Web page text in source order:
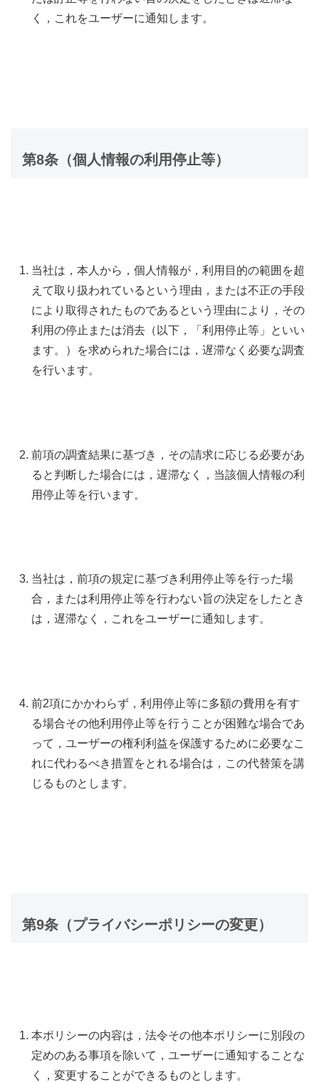
く，これをユーザーに通知します。
第8条（個人情報の利用停止等）
当社は，本人から，個人情報が，利用目的の範囲を超
えて取り扱われているという理由，または不正の手段
により取得されたものであるという理由により，その
利用の停止または消去（以下，「利用停止等」といい
ます。）を求められた場合には，遅滞なく必要な調査
を行います。
前項の調査結果に基づき，その請求に応じる必要があ
ると判断した場合には，遅滞なく，当該個人情報の利
用停止等を行います。
当社は，前項の規定に基づき利用停止等を行った場
合，または利用停止等を行わない旨の決定をしたとき
は，遅滞なく，これをユーザーに通知します。
前2項にかかわらず，利用停止等に多額の費用を有す
る場合その他利用停止等を行うことが困難な場合であ
って，ユーザーの権利利益を保護するために必要なこ
れに代わるべき措置をとれる場合は，この代替策を講
じるものとします。
第9条（プライバシーポリシーの変更）
本ポリシーの内容は，法令その他本ポリシーに別段の
定めのある事項を除いて，ユーザーに通知することな
く，変更することができるものとします。